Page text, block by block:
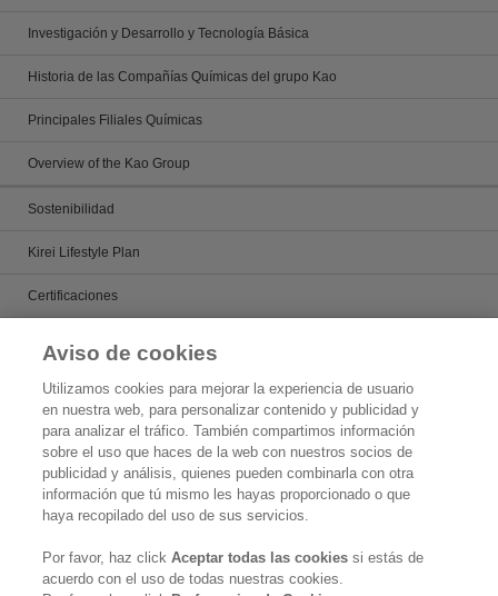
Investigación y Desarrollo y Tecnología Básica
Historia de las Compañías Químicas del grupo Kao
Principales Filiales Químicas
Overview of the Kao Group
Sostenibilidad
Kirei Lifestyle Plan
Certificaciones
Temas
Estado Legal
Politica de Privacidad
QK Aviso de Privacidad
QK Aviso de privacidad Integral
Aviso de cookies
Utilizamos cookies para mejorar la experiencia de usuario
en nuestra web, para personalizar contenido y publicidad y
para analizar el tráfico. También compartimos información
sobre el uso que haces de la web con nuestros socios de
publicidad y análisis, quienes pueden combinarla con otra
información que tú mismo les hayas proporcionado o que
haya recopilado del uso de sus servicios.
Por favor, haz clickAceptar todas las cookies si estás de
acuerdo con el uso de todas nuestras cookies.